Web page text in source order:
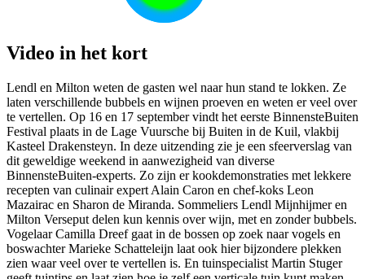
Video in het kort
Lendl en Milton weten de gasten wel naar hun stand te lokken. Ze
laten verschillende bubbels en wijnen proeven en weten er veel over
te vertellen. Op 16 en 17 september vindt het eerste BinnensteBuiten
Festival plaats in de Lage Vuursche bij Buiten in de Kuil, vlakbij
Kasteel Drakensteyn. In deze uitzending zie je een sfeerverslag van
dit geweldige weekend in aanwezigheid van diverse
BinnensteBuiten-experts. Zo zijn er kookdemonstraties met lekkere
recepten van culinair expert Alain Caron en chef-koks Leon
Mazairac en Sharon de Miranda. Sommeliers Lendl Mijnhijmer en
Milton Verseput delen kun kennis over wijn, met en zonder bubbels.
Vogelaar Camilla Dreef gaat in de bossen op zoek naar vogels en
boswachter Marieke Schatteleijn laat ook hier bijzondere plekken
zien waar veel over te vertellen is. En tuinspecialist Martin Stuger